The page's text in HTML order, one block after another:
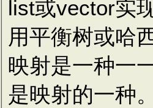
list或vector实
用平衡树或哈
映射是一种一
是映射的一种